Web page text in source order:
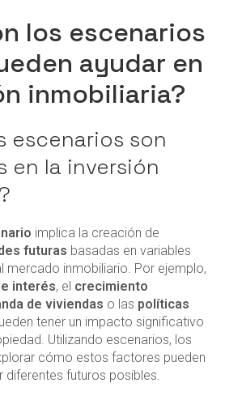
los escenarios
ayudar en
inmobiliaria?
escenarios son
en la inversión
implica la creación de
futuras basadas en variables
mercado inmobiliario. Por ejemplo,
interés, el crecimiento
de viviendas o las políticas
tener un impacto significativo
Utilizando escenarios, los
cómo estos factores pueden
diferentes futuros posibles.